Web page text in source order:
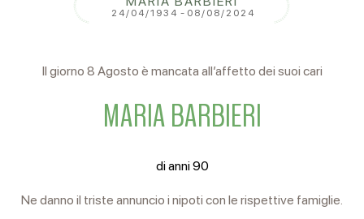
24/04/1934 - 08/08/2024
Il giorno 8 Agosto è mancata all’affetto dei suoi cari
MARIA BARBIERI
di anni 90
Ne danno il triste annuncio i nipoti con le rispettive famiglie.